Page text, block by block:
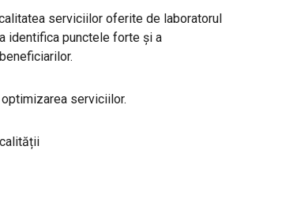
serviciilor oferite de laboratorul
identifica punctele forte și a
serviciilor.